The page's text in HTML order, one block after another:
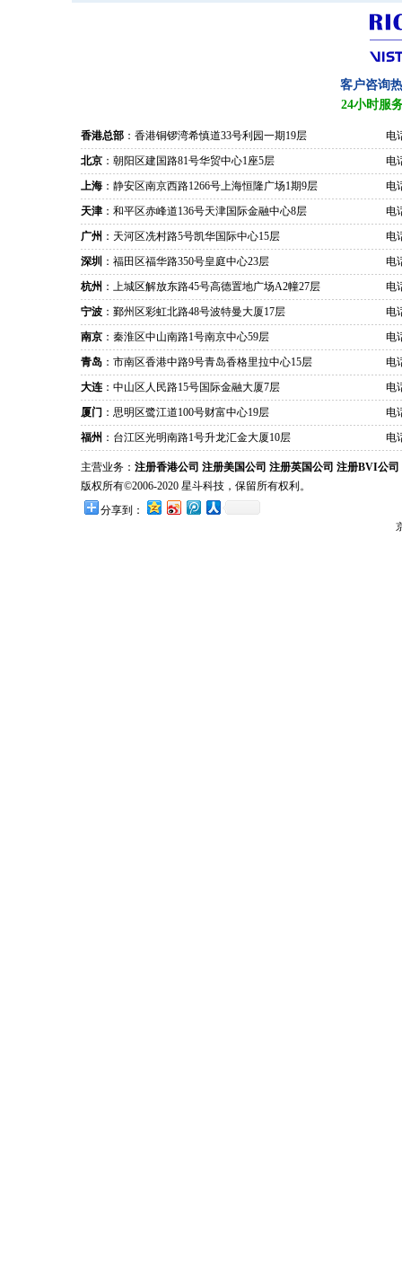
客户咨询
24小时服
香港总部 ：香港铜锣湾希慎道33号利园一期19层
电
北京 ：朝阳区建国路81号华贸中心1座5层
电
上海 ：静安区南京西路1266号上海恒隆广场1期9层
电
天津 ：和平区赤峰道136号天津国际金融中心8层
电
广州 ：天河区冼村路5号凯华国际中心15层
电
深圳 ：福田区福华路350号皇庭中心23层
电
杭州 ：上城区解放东路45号高德置地广场A2幢27层
电
宁波 ：鄞州区彩虹北路48号波特曼大厦17层
电
南京 ：秦淮区中山南路1号南京中心59层
电
青岛 ：市南区香港中路9号青岛香格里拉中心15层
电
大连 ：中山区人民路15号国际金融大厦7层
电
厦门 ：思明区鹭江道100号财富中心19层
电
福州 ：台江区光明南路1号升龙汇金大厦10层 电
主营业务： 注册香港公司 注册美国公司 注册英国公司 注册BVI公司
版权所有©2006-2020 星斗科技，保留所有权利。
分享到：